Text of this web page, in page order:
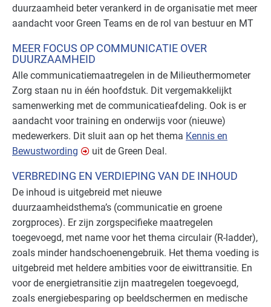
duurzaamheid beter verankerd in de organisatie met meer
aandacht voor Green Teams en de rol van bestuur en MT
MEER FOCUS OP COMMUNICATIE OVER
DUURZAAMHEID
Alle communicatiemaatregelen in de Milieuthermometer
Zorg staan nu in één hoofdstuk. Dit vergemakkelijkt
samenwerking met de communicatieafdeling. Ook is er
aandacht voor training en onderwijs voor (nieuwe)
medewerkers. Dit sluit aan op het thema Kennis en
Bewustwording
uit de Green Deal.
VERBREDING EN VERDIEPING VAN DE INHOUD
De inhoud is uitgebreid met nieuwe
duurzaamheidsthema’s (communicatie en groene
zorgproces). Er zijn zorgspecifieke maatregelen
toegevoegd, met name voor het thema circulair (R-ladder),
zoals minder handschoenengebruik. Het thema voeding is
uitgebreid met heldere ambities voor de eiwittransitie. En
voor de energietransitie zijn maatregelen toegevoegd,
zoals energiebesparing op beeldschermen en medische